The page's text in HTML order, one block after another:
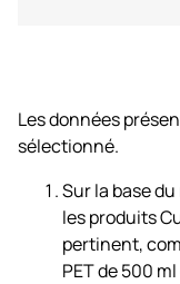
Les données
sélectionné.
Sur la base
les produits
pertinent,
PET de 500